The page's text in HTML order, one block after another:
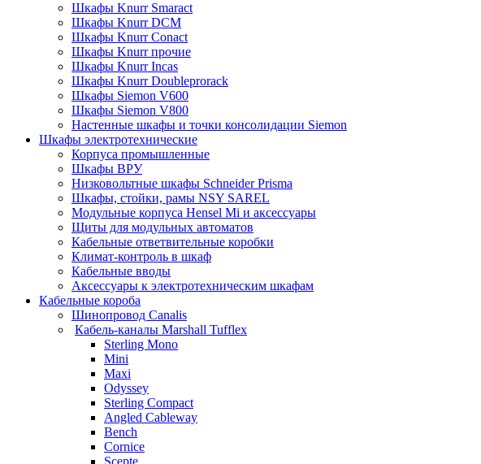
Шкафы Knurr Smaract
Шкафы Knurr DCM
Шкафы Knurr Conact
Шкафы Knurr прочие
Шкафы Knurr Incas
Шкафы Knurr Doubleprorack
Шкафы Siemon V600
Шкафы Siemon V800
Настенные шкафы и точки консолидации Siemon
Шкафы электротехнические
Корпуса промышленные
Шкафы ВРУ
Низковольтные шкафы Schneider Prisma
Шкафы, стойки, рамы NSY SAREL
Модульные корпуса Hensel Mi и аксессуары
Щиты для модульных автоматов
Кабельные ответвительные коробки
Климат-контроль в шкаф
Кабельные вводы
Аксессуары к электротехническим шкафам
Кабельные короба
Шинопровод Canalis
Кабель-каналы Marshall Tufflex
Sterling Mono
Mini
Maxi
Odyssey
Sterling Compact
Angled Cableway
Bench
Cornice
Scepte